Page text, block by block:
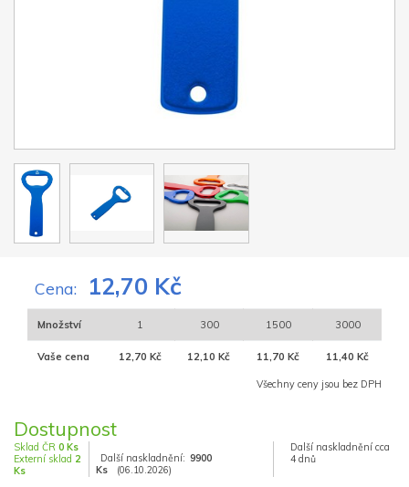
Cena: 12,70 Kč
Množství 1 300 1500 3000
Vaše cena 12,70 Kč 12,10 Kč 11,70 Kč 11,40 Kč
Všechny ceny jsou bez DPH
Dostupnost
Sklad ČR 0 Ks
Externí sklad 2
Ks
Další naskladnění: 9900
Ks
(06.10.2026)
Další naskladnění cca
4 dnů